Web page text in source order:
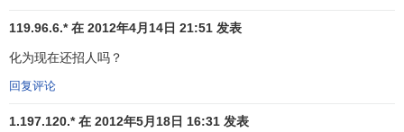
可能的；但一个公司要想获得持续发展，仅仅依靠一个企业
家的能力也是不可能的。企业持续发展的动力源在于超越个
人因素的公司的制度与
华为在业界是以注重制度和文化而著名的。1998年3月
119.96.6.* 在 2012年4月14日 21:51 发表
化为现在还招人吗？
回复评论
1.197.120.* 在 2012年5月18日 16:31 发表